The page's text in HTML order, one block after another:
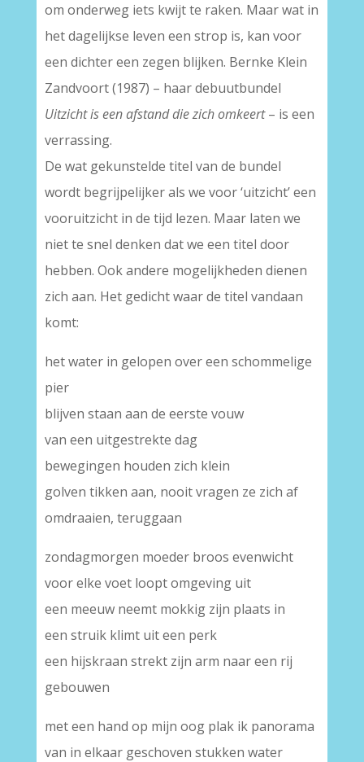
om onderweg iets kwijt te raken. Maar wat in
het dagelijkse leven een strop is, kan voor
een dichter een zegen blijken. Bernke Klein
Zandvoort (1987) – haar debuutbundel
Uitzicht is een afstand die zich omkeert– is een
verrassing.
De wat gekunstelde titel van de bundel
wordt begrijpelijker als we voor ‘uitzicht’ een
vooruitzicht in de tijd lezen. Maar laten we
niet te snel denken dat we een titel door
hebben. Ook andere mogelijkheden dienen
zich aan. Het gedicht waar de titel vandaan
komt:
het water in gelopen over een schommelige
pier
blijven staan aan de eerste vouw
van een uitgestrekte dag
bewegingen houden zich klein
golven tikken aan, nooit vragen ze zich af
omdraaien, teruggaan
zondagmorgen moeder broos evenwicht
voor elke voet loopt omgeving uit
een meeuw neemt mokkig zijn plaats in
een struik klimt uit een perk
een hijskraan strekt zijn arm naar een rij
gebouwen
met een hand op mijn oog plak ik panorama
van in elkaar geschoven stukken water